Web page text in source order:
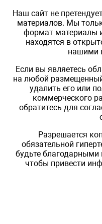
Наш сайт не
материалов. Мы
формат материалы
находятся в
нашими
Если вы являетесь
на любой
удалить его или
коммерческого
обратитесь для
Разрешается
обязательной
будьте
чтобы привести